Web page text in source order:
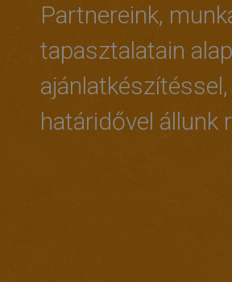
Partnereink,
tapasztalatain
határidővel állunk